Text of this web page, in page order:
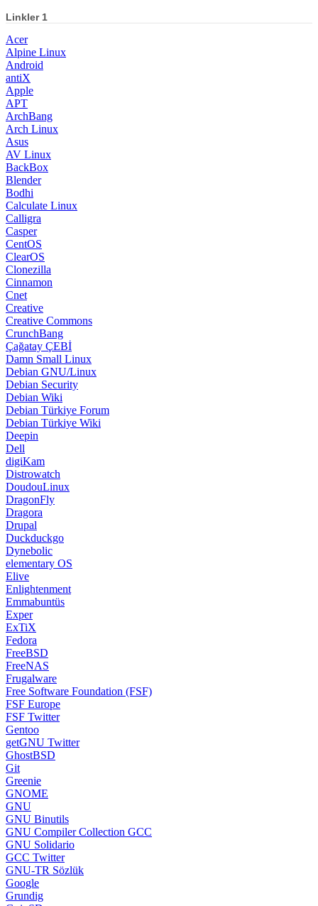
Linkler 1
Acer
Alpine Linux
Android
antiX
Apple
APT
ArchBang
Arch Linux
Asus
AV Linux
BackBox
Blender
Bodhi
Calculate Linux
Calligra
Casper
CentOS
ClearOS
Clonezilla
Cinnamon
Cnet
Creative
Creative Commons
CrunchBang
Çağatay ÇEBİ
Damn Small Linux
Debian GNU/Linux
Debian Security
Debian Wiki
Debian Türkiye Forum
Debian Türkiye Wiki
Deepin
Dell
digiKam
Distrowatch
DoudouLinux
DragonFly
Dragora
Drupal
Duckduckgo
Dynebolic
elementary OS
Elive
Enlightenment
Emmabuntüs
Exper
ExTiX
Fedora
FreeBSD
FreeNAS
Frugalware
Free Software Foundation (FSF)
FSF Europe
FSF Twitter
Gentoo
getGNU Twitter
GhostBSD
Git
Greenie
GNOME
GNU
GNU Binutils
GNU Compiler Collection GCC
GNU Solidario
GCC Twitter
GNU-TR Sözlük
Google
Grundig